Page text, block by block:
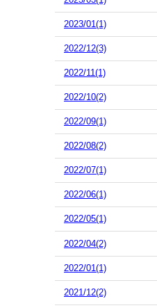
2023/01(1)
2022/12(3)
2022/11(1)
2022/10(2)
2022/09(1)
2022/08(2)
2022/07(1)
2022/06(1)
2022/05(1)
2022/04(2)
2022/01(1)
2021/12(2)